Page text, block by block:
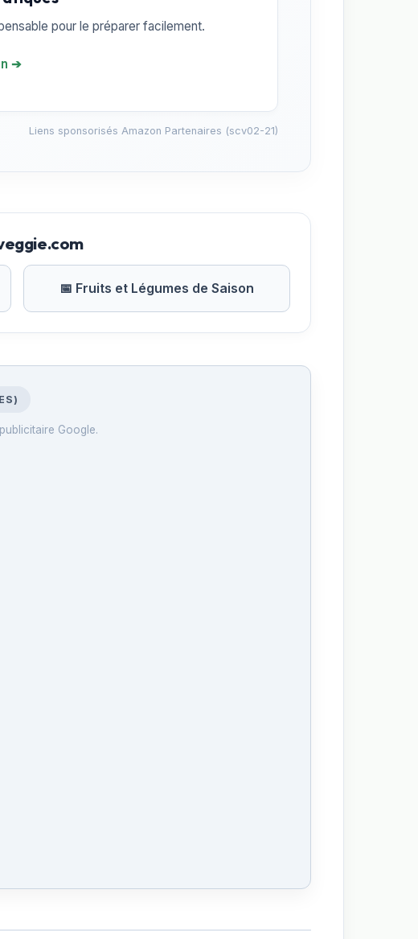
pour le préparer facilement.
➔
Liens sponsorisés Amazon Partenaires (scv02-21)
📅 Fruits et Légumes de Saison
Google.